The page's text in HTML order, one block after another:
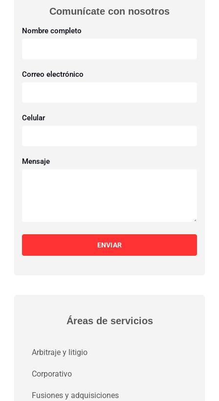
Comunícate con nosotros​
Nombre completo
Correo electrónico
Celular
Mensaje
ENVIAR
Áreas de servicios
Arbitraje y litigio
Corporativo
Fusiones y adquisiciones